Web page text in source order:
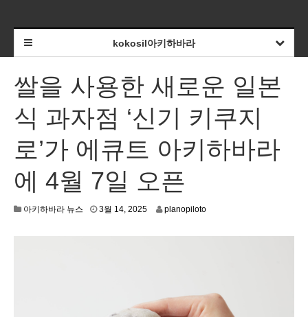
kokosil아키하바라
쌀을 사용한 새로운 일본
식 과자점 ‘신기 키쿠지
로’가 에큐트 아키하바라
에 4월 7일 오픈
아키하바라 뉴스 3월 14, 20254
5
planopiloto